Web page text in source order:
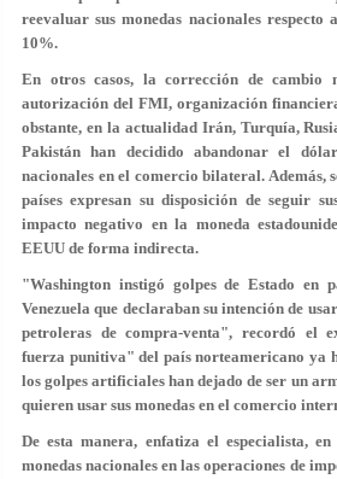
reevaluar sus monedas nacionales
10%.
En otros casos, la corrección de cambio
autorización del FMI, organización
obstante, en la actualidad Irán, Turquía,
Pakistán han decidido abandonar el
nacionales en el comercio bilateral. Además,
países expresan su disposición de seguir
impacto negativo en la moneda
EEUU de forma indirecta.
"Washington instigó golpes de Estado en
Venezuela que declaraban su intención de
petroleras de compra-venta", recordó el
fuerza punitiva" del país norteamericano ya
los golpes artificiales han dejado de ser un
quieren usar sus monedas en el comercio
De esta manera, enfatiza el especialista,
monedas nacionales en las operaciones de